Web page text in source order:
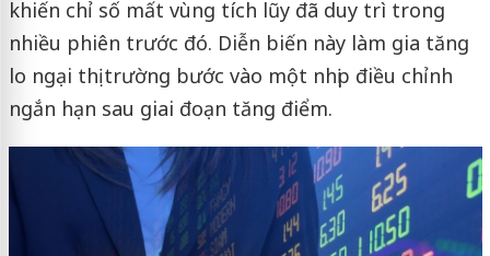
khiến chỉ số mất vùng tích lũy đã duy trì trong
nhiều phiên trước đó. Diễn biến này làm gia tăng
lo ngại thị trường bước vào một nhịp điều chỉnh
ngắn hạn sau giai đoạn tăng điểm.